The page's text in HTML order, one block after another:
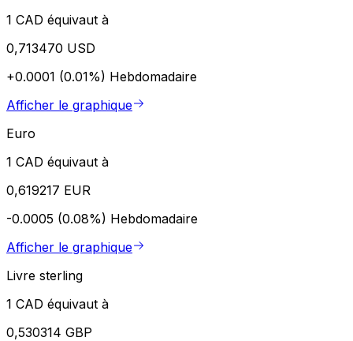
1 CAD équivaut à
0,713470 USD
+0.0001 (0.01%) Hebdomadaire
Afficher le graphique
Euro
1 CAD équivaut à
0,619217 EUR
-0.0005 (0.08%) Hebdomadaire
Afficher le graphique
Livre sterling
1 CAD équivaut à
0,530314 GBP